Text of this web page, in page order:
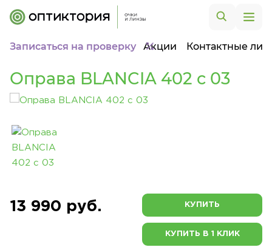
Записаться на проверку Акции Контактные
Оправа BLANCIA 402 c 03
13 990 руб. КУПИТЬ
КУПИТЬ В 1 КЛИК